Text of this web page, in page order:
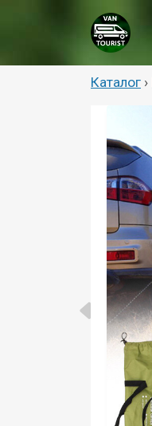
Каталог ›